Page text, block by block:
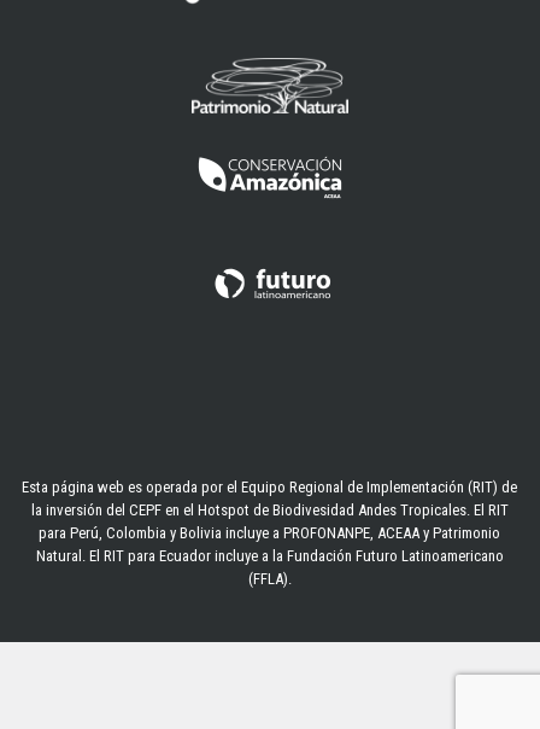
Esta página web es operada por el Equipo Regional de Implementación (RIT) de
la inversión del CEPF en el Hotspot de Biodivesidad Andes Tropicales. El RIT
para Perú, Colombia y Bolivia incluye a PROFONANPE, ACEAA y Patrimonio
Natural. El RIT para Ecuador incluye a la Fundación Futuro Latinoamericano
(FFLA).